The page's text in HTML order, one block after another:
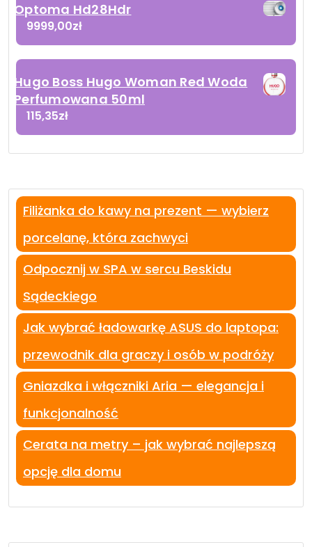
Optoma Hd28Hdr
9999,00zł
Hugo Boss Hugo Woman Red Woda
Perfumowana 50ml
115,35zł
Filiżanka do kawy na prezent — wybierz
porcelanę, która zachwyci
Odpocznij w SPA w sercu Beskidu
Sądeckiego
Jak wybrać ładowarkę ASUS do laptopa:
przewodnik dla graczy i osób w podróży
Gniazdka i włączniki Aria — elegancja i
funkcjonalność
Cerata na metry – jak wybrać najlepszą
opcję dla domu